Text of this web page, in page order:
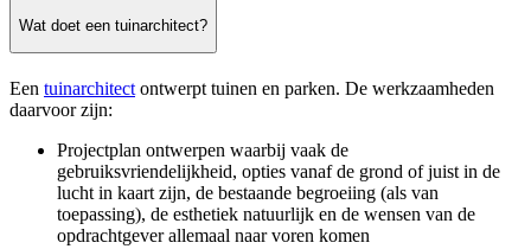
Wat doet een tuinarchitect?
Een tuinarchitect ontwerpt tuinen en parken. De werkzaamheden
daarvoor zijn:
Projectplan ontwerpen waarbij vaak de
gebruiksvriendelijkheid, opties vanaf de grond of juist in de
lucht in kaart zijn, de bestaande begroeiing (als van
toepassing), de esthetiek natuurlijk en de wensen van de
opdrachtgever allemaal naar voren komen